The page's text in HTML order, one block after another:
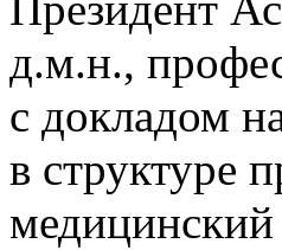
д.м.н.,
с докладом
в структуре
медицинский